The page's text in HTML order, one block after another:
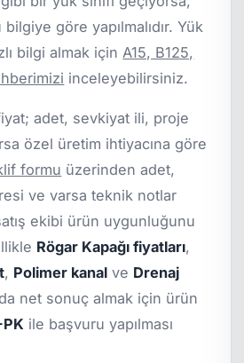
göre yapılmalıdır. Yük
bilgi almak içinA15, B125,
inceleyebilirsiniz.
adet, sevkiyat ili, proje
özel üretim ihtiyacına göre
formu üzerinden adet,
ve varsa teknik notlar
ekibi ürün uygunluğunu
Rögar Kapağı fiyatları,
, Polimer kanal ve Drenaj
net sonuç almak için ürün
ile başvuru yapılması